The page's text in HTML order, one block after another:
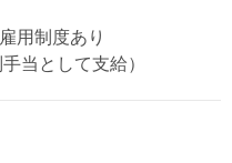
用制度あり
当として支給）